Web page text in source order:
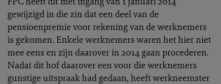
gewijzigd in die zin dat een deel van de
pensioenpremie voor rekening van de werknemers
is gekomen. Enkele werknemers waren het hier niet
mee eens en zijn daarover in 2014 gaan procederen.
Nadat dit hof daarover een voor die werknemers
gunstige uitspraak had gedaan, heeft werkneemster